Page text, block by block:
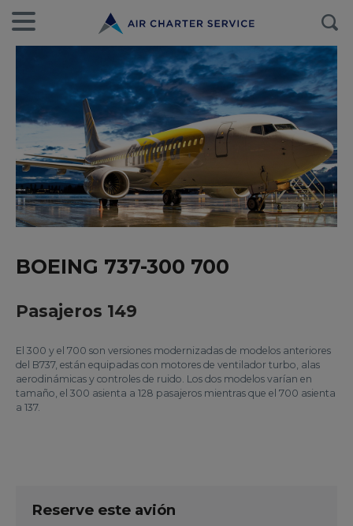
BOEING 737-300 700
Pasajeros 149
El 300 y el 700 son versiones modernizadas de modelos anteriores
del B737, están equipadas con motores de ventilador turbo, alas
aerodinámicas y controles de ruido. Los dos modelos varían en
tamaño, el 300 asienta a 128 pasajeros mientras que el 700 asienta
a 137.
Reserve este avión